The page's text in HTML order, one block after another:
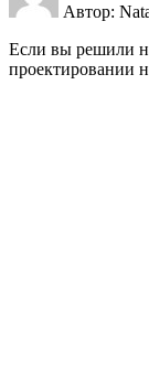
Автор:
Если вы решили
проектировании